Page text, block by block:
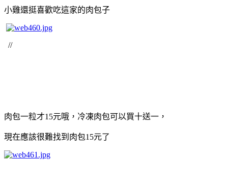
小雞還挺喜歡吃這家的肉包子
//
肉包一粒才15元哦，冷凍肉包可以買十送一，
現在應該很難找到肉包15元了